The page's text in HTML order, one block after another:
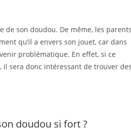
de son doudou. De même, les
qu’il a envers son jouet, car dans
problématique. En effet, si ce
il sera donc intéressant de trouver
doudou si fort ?